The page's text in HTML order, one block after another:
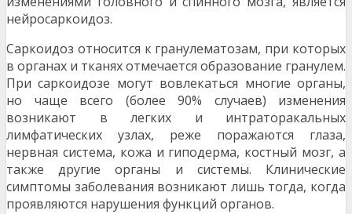
нейросаркоидоз.
Саркоидоз относится к гранулематозам, при которых
в органах и тканях отмечается обра­зование гранулем.
При саркоидозе могут вовле­каться многие органы,
но чаще всего (более 90% случаев) изменения
возникают в легких и интраторакальных
лимфатических узлах, реже поражают­ся глаза,
нервная система, кожа и гиподерма, костный мозг, а
также другие органы и системы. Клинические
симптомы заболевания возникают лишь тогда, когда
проявляются нарушения функ­ций органов.